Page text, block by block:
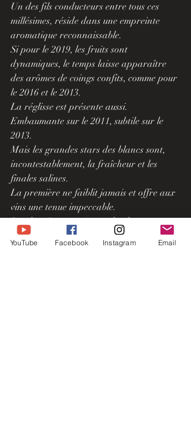
Un des fils conducteurs entre tous ces
millésimes, réside dans une empreinte
aromatique reconnaissable.
Si pour le 2019, les fruits sont
dynamiques, le temps laisse apparaître
des arômes de coings confits, comme pour
le 2016 et le 2013.
La réglisse est présente aussi.
Embaumante sur le 2011, subtile sur le
2013.
Mais les grandes stars des blancs sont,
incontestablement, la fraîcheur et les
finales salines.
La première ne faiblit jamais et offre aux
vins une tenue impeccable.
Les deuxièmes varient, selon les
millésimes, entre gourmandise et légère
YouTube Facebook Instagram Email